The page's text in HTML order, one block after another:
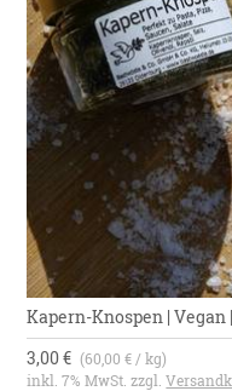
Kapern-Knospen |
3,00 € (60,00 € / kg)
inkl. 7% MwSt. zzgl.